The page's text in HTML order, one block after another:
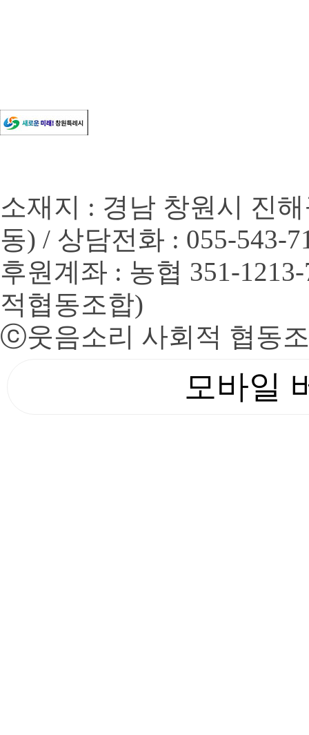
소재지 : 경남 창원시 진
동) / 상담전화 : 055-543-
후원계좌 : 농협 351-
적협동조합)
ⓒ웃음소리 사회적 협동
모바일